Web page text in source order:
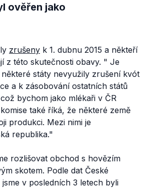
ověřen jako
zrušeny k 1. dubnu 2015 a někteří
z této skutečnosti obavy. " Je
státy nevyužily zrušení kvót
a k zásobování ostatních států
bychom jako mlékaři v ČR
také říká, že některé země
produkci. Mezi nimi je
republika."
rozlišovat obchod s hovězím
skotem. Podle dat České
v posledních 3 letech byli